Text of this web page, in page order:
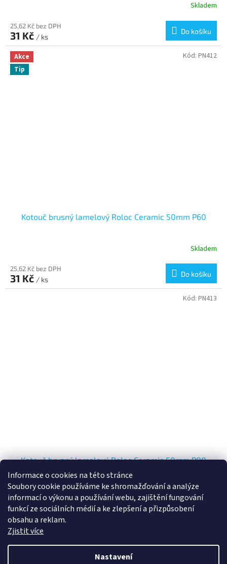
Informace o cookies na této stránce
Soubory cookie používáme ke shromažďování a analýze
informací o výkonu a používání webu, zajištění fungování
funkcí ze sociálních médií a ke zlepšení a přizpůsobení
obsahu a reklam.
Zjistit více
Nastavení
Skladem
25,62 Kč bez DPH
31 Kč / ks
Do košíku
Akce
Tip
Kotouč brusný lamelový Roloc Ceramic 50mm P60
Skladem
25,62 Kč bez DPH
31 Kč / ks
Do košíku
Kód: PN412
Kotouč brusný lamelový Roloc Ceramic 50mm P80
Skladem
25,62 Kč bez DPH
31 Kč/ ks
Kód: PN413
v
10položek celkem